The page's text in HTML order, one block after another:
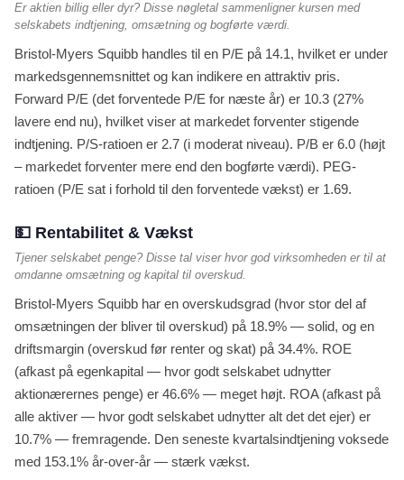
Er aktien billig eller dyr? Disse nøgletal sammenligner kursen med
selskabets indtjening, omsætning og bogførte værdi.
Bristol-Myers Squibb handles til en P/E på 14.1, hvilket er under
markedsgennemsnittet og kan indikere en attraktiv pris.
Forward P/E (det forventede P/E for næste år) er 10.3 (27%
lavere end nu), hvilket viser at markedet forventer stigende
indtjening. P/S-ratioen er 2.7 (i moderat niveau). P/B er 6.0 (højt
– markedet forventer mere end den bogførte værdi). PEG-
ratioen (P/E sat i forhold til den forventede vækst) er 1.69.
💵 Rentabilitet & Vækst
Tjener selskabet penge? Disse tal viser hvor god virksomheden er til at
omdanne omsætning og kapital til overskud.
Bristol-Myers Squibb har en overskudsgrad (hvor stor del af
omsætningen der bliver til overskud) på 18.9% — solid, og en
driftsmargin (overskud før renter og skat) på 34.4%. ROE
(afkast på egenkapital — hvor godt selskabet udnytter
aktionærernes penge) er 46.6% — meget højt. ROA (afkast på
alle aktiver — hvor godt selskabet udnytter alt det det ejer) er
10.7% — fremragende. Den seneste kvartalsindtjening voksede
med 153.1% år-over-år — stærk vækst.